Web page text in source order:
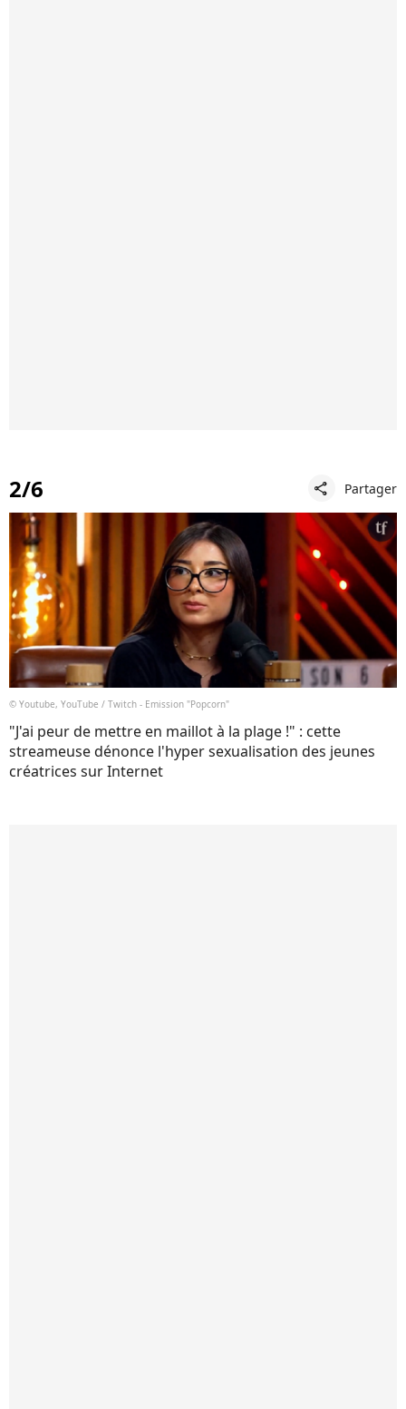
2/6 share Partager
© Youtube, YouTube / Twitch - Emission "Popcorn"
"J'ai peur de mettre en maillot à la plage !" : cette
streameuse dénonce l'hyper sexualisation des jeunes
créatrices sur Internet